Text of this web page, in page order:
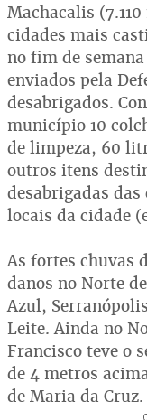
Machacalis
cidades mais
no fim de
enviados pela
desabrigados.
município 10
de limpeza, 60
outros itens
desabrigadas
locais da cidade
As fortes chuvas
danos no Norte
Azul,
Leite. Ainda no
Francisco teve o
de 4 metros
de Maria da Cruz.